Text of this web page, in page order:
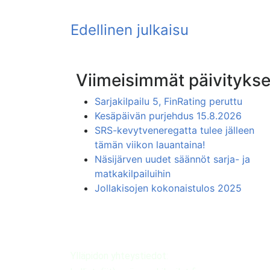
Viimeisimmät
Sarjakilpailu 5, FinRating peruttu
Kesäpäivän purjehdus 15.8.2026
SRS-kevytveneregatta tulee jälleen
tämän viikon lauantaina!
Näsijärven uudet säännöt sarja- ja
matkakilpailuihin
Jollakisojen kokonaistulos 2025